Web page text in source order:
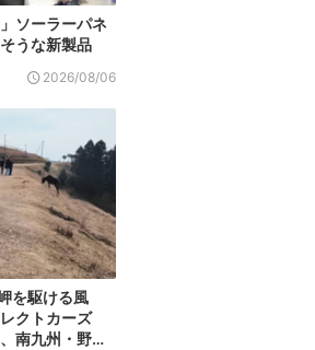
ソーラーパネ
うな新製品
2026/08/06
を駆ける風
クトカーズ
、南九州・野…